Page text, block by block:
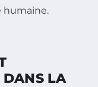
humaine.
DANS LA